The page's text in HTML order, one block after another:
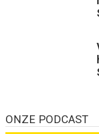
ONZE PODCAST